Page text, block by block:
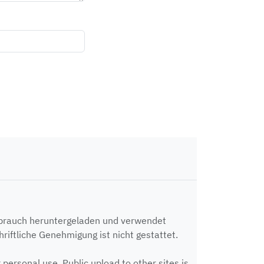
heruntergeladen und verwendet
Genehmigung ist nicht gestattet.